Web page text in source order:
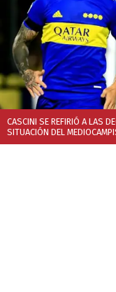
CASCINI SE REFIRIÓ A LAS
SITUACIÓN DEL